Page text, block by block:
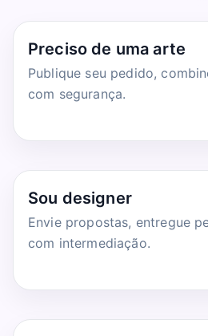
Preciso de uma arte
Publique seu pedido,
com segurança.
Sou designer
Envie propostas, entregue
com intermediação.